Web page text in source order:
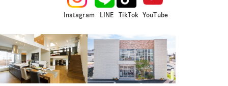
Instagram LINE TikTok YouTube